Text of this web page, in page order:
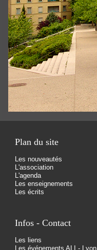
Plan du site
Les nouveautés
L'association
L'agenda
Les enseignements
Les écrits
Infos - Contact
Les liens
Les événements ALI - Lyon